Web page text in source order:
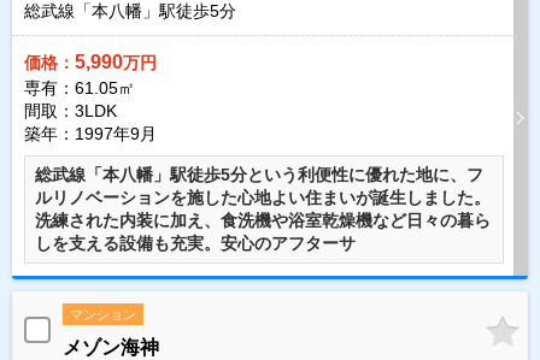
総武線「本八幡」駅徒歩5分
価格： 5,990万円
専有：61.05㎡
間取：3LDK
築年：1997年9月
総武線「本八幡」駅徒歩5分という利便性に優れた地に、フ
ルリノベーションを施した心地よい住まいが誕生しました。
洗練された内装に加え、食洗機や浴室乾燥機など日々の暮ら
しを支える設備も充実。安心のアフターサ
マンション
メゾン海神